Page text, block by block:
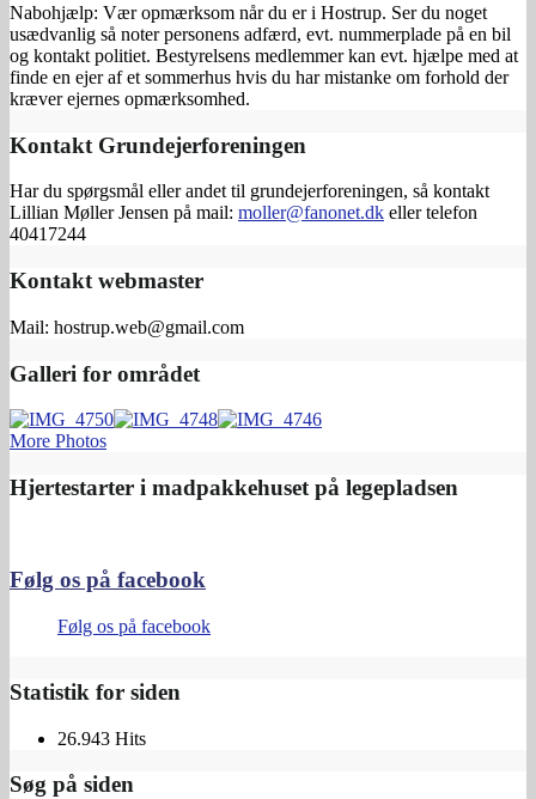
Nabohjælp: Vær opmærksom når du er i Hostrup. Ser du noget
usædvanlig så noter personens adfærd, evt. nummerplade på en bil
og kontakt politiet. Bestyrelsens medlemmer kan evt. hjælpe med at
finde en ejer af et sommerhus hvis du har mistanke om forhold der
kræver ejernes opmærksomhed.
Kontakt Grundejerforeningen
Har du spørgsmål eller andet til grundejerforeningen, så kontakt
Lillian Møller Jensen på mail: moller@fanonet.dk eller telefon
40417244
Kontakt webmaster
Mail: hostrup.web@gmail.com
Galleri for området
More Photos
Hjertestarter i madpakkehuset på legepladsen
Følg os på facebook
Følg os på facebook
Statistik for siden
26.943 Hits
Søg på siden